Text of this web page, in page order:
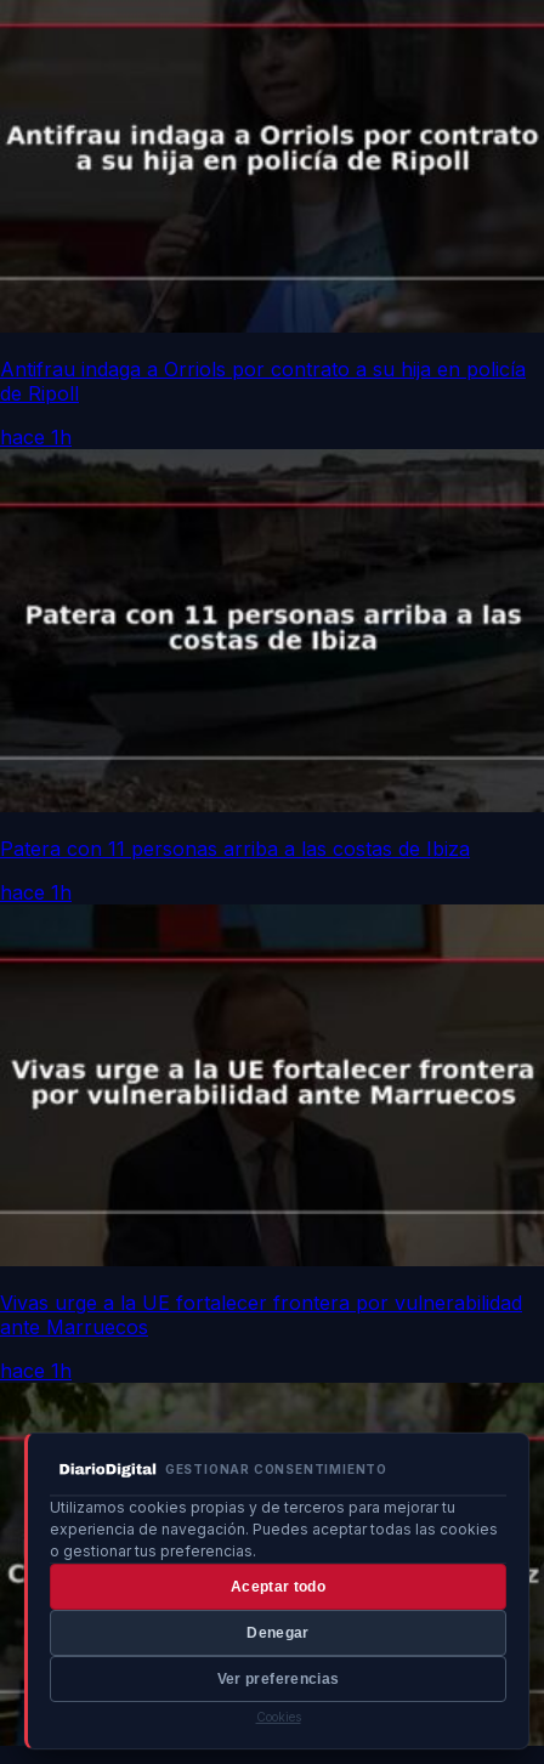
GESTIONAR CONSENTIMIENTO
Utilizamos cookies propias y de terceros para mejorar tu
experiencia de navegación. Puedes aceptar todas las cookies
o gestionar tus preferencias.
Aceptar todo
Denegar
Ver preferencias
Cookies
Antifrau indaga a Orriols por contrato a su hija en policía
de Ripoll
hace 1h
Patera con 11 personas arriba a las costas de Ibiza
hace 1h
Vivas urge a la UE fortalecer frontera por vulnerabilidad
ante Marruecos
hace 1h